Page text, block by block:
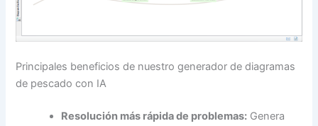
Principales beneficios de nuestro generador de diagramas
de pescado con IA
Resolución más rápida de problemas: Genera